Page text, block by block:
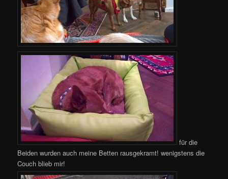
für die
Beiden wurden auch meine Betten rausgekramt! wenigstens die
Couch blieb mir!